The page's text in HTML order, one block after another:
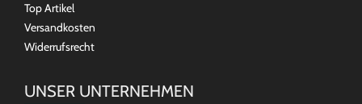
Top Artikel
Versandkosten
Widerrufsrecht
UNSER UNTERNEHMEN